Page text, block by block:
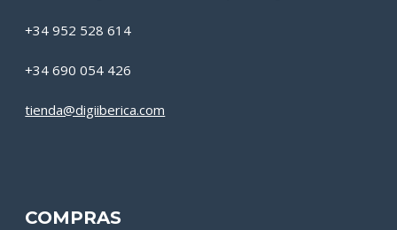
+34 952 528 614
+34 690 054 426
tienda@digiiberica.com
COMPRAS